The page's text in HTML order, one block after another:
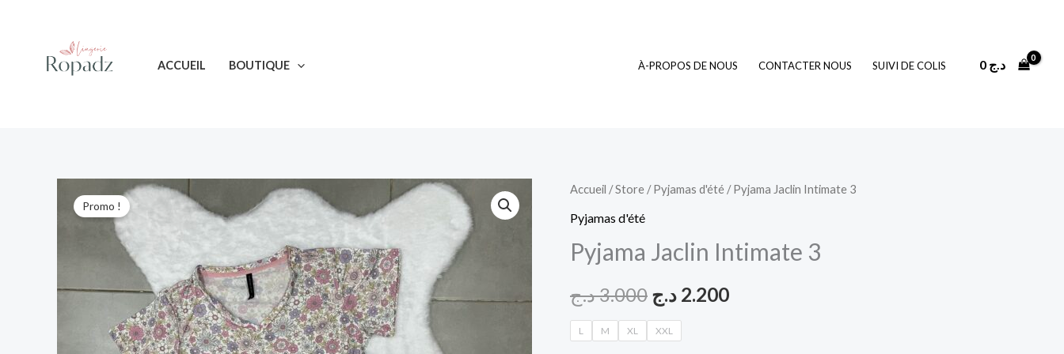
ACCUEIL BOUTIQUE À-PROPOS DE NOUS CONTACTER NOUS SUIVI DE COLIS 0 د.ج
Promo !
Accueil /Store /Pyjamas d'été / Pyjama Jaclin Intimate 3
Pyjamas d'été
Pyjama Jaclin Intimate 3
3.000د.ج
Le
initial
était :2.200 د.ج
Le
actuel
est :
L M XL XXL
quantité
de
Jaclin
3